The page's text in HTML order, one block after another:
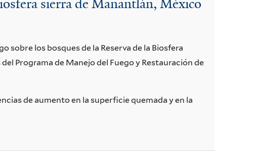
sierra de Manantlán, México
sobre los bosques de la Reserva de la Biosfera
Programa de Manejo del Fuego y Restauración de
de aumento en la superficie quemada y en la